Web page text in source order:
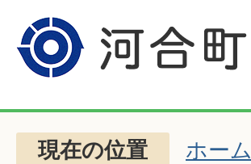
現在の位置 ホーム